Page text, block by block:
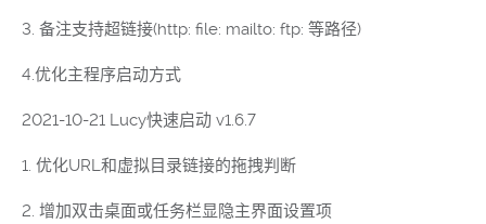
3. 备注支持超链接(http: file: mailto: ftp: 等路径)
4.优化主程序启动方式
2021-10-21 Lucy快速启动 v1.6.7
1. 优化URL和虚拟目录链接的拖拽判断
2. 增加双击桌面或任务栏显隐主界面设置项